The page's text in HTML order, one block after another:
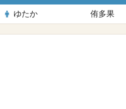
ゆたか 侑多果